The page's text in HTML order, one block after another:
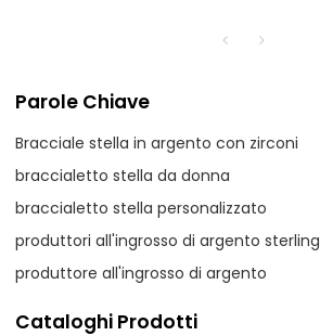
Parole Chiave
Bracciale stella in argento con zirconi
braccialetto stella da donna
braccialetto stella personalizzato
produttori all'ingrosso di argento sterling
produttore all'ingrosso di argento
Cataloghi Prodotti